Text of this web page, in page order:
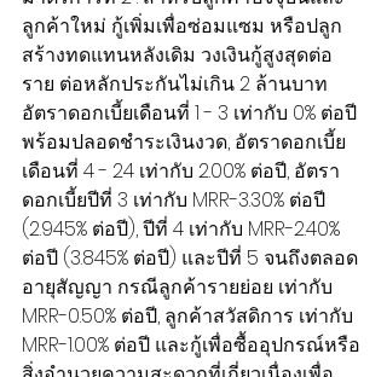
ลูกค้าใหม่ กู้เพิ่มเพื่อซ่อมแซม หรือปลูก
สร้างทดแทนหลังเดิม วงเงินกู้สูงสุดต่อ
ราย ต่อหลักประกันไม่เกิน 2 ล้านบาท
อัตราดอกเบี้ยเดือนที่ 1 - 3 เท่ากับ 0% ต่อปี
พร้อมปลอดชำระเงินงวด, อัตราดอกเบี้ย
เดือนที่ 4 - 24 เท่ากับ 2.00% ต่อปี, อัตรา
ดอกเบี้ยปีที่ 3 เท่ากับ MRR-3.30% ต่อปี
(2.945% ต่อปี), ปีที่ 4 เท่ากับ MRR-2.40%
ต่อปี (3.845% ต่อปี) และปีที่ 5 จนถึงตลอด
อายุสัญญา กรณีลูกค้ารายย่อย เท่ากับ
MRR-0.50% ต่อปี, ลูกค้าสวัสดิการ เท่ากับ
MRR-1.00% ต่อปี และกู้เพื่อซื้ออุปกรณ์หรือ